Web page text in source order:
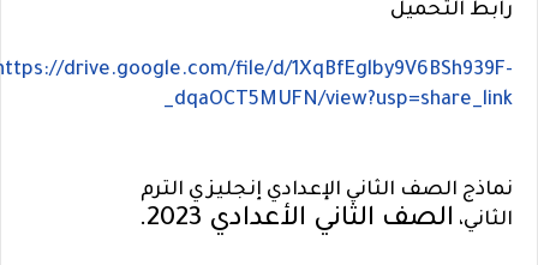
رابط التحميل
drive.google.com/file/d/1XqBfEglby9V6BSh939F-
_dqaOCT5MUFN/view?usp=share_link
نماذج الصف الثاني الإعدادي إنجليزي الترم
الثاني، الصف الثاني الأعدادي 2023.